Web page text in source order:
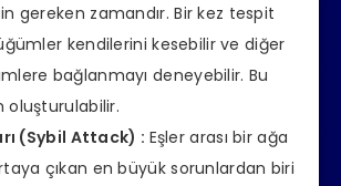
gereken zamandır. Bir kez tespit
kendilerini kesebilir ve diğer
bağlanmayı deneyebilir. Bu
oluşturulabilir.
(Sybil Attack) : Eşler arası bir ağa
çıkan en büyük sorunlardan biri